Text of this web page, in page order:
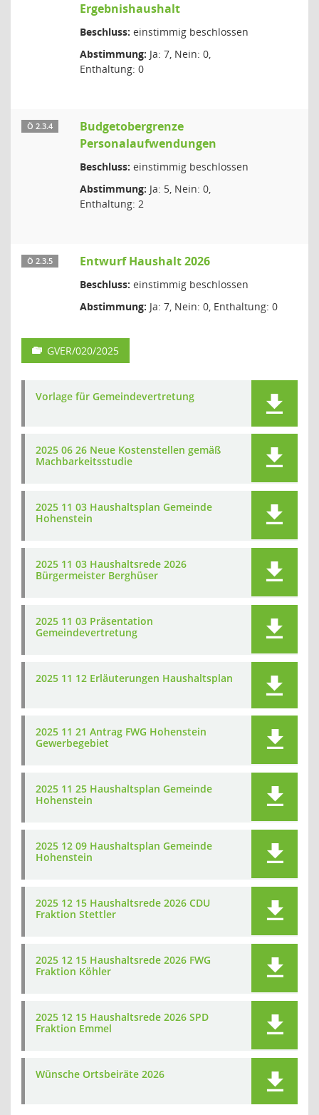
Ergebnishaushalt
Beschluss: einstimmig beschlossen
Abstimmung: Ja: 7, Nein: 0,
Enthaltung: 0
Ö 2.3.4
Budgetobergrenze
Personalaufwendungen
Beschluss: einstimmig beschlossen
Abstimmung: Ja: 5, Nein: 0,
Enthaltung: 2
Ö 2.3.5 Entwurf Haushalt 2026
Beschluss: einstimmig beschlossen
Abstimmung: Ja: 7, Nein: 0, Enthaltung: 0
GVER/020/2025
Vorlage für Gemeindevertretung
2025 06 26 Neue Kostenstellen gemäß
Machbarkeitsstudie
2025 11 03 Haushaltsplan Gemeinde
Hohenstein
2025 11 03 Haushaltsrede 2026
Bürgermeister Berghüser
2025 11 03 Präsentation
Gemeindevertretung
2025 11 12 Erläuterungen Haushaltsplan
2025 11 21 Antrag FWG Hohenstein
Gewerbegebiet
2025 11 25 Haushaltsplan Gemeinde
Hohenstein
2025 12 09 Haushaltsplan Gemeinde
Hohenstein
2025 12 15 Haushaltsrede 2026 CDU
Fraktion Stettler
2025 12 15 Haushaltsrede 2026 FWG
Fraktion Köhler
2025 12 15 Haushaltsrede 2026 SPD
Fraktion Emmel
Wünsche Ortsbeiräte 2026